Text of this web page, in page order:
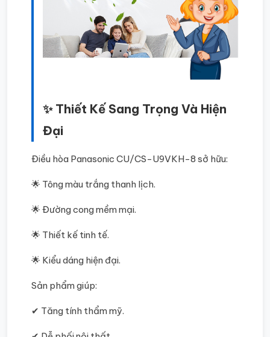
✨ Thiết Kế Sang Trọng Và Hiện
Đại
Điều hòa Panasonic CU/CS-U9VKH-8 sở hữu:
🌟 Tông màu trắng thanh lịch.
🌟 Đường cong mềm mại.
🌟 Thiết kế tinh tế.
🌟 Kiểu dáng hiện đại.
Sản phẩm giúp:
✔ Tăng tính thẩm mỹ.